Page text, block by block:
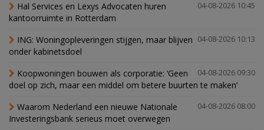
04-08-2026 10:45
Hal Services en Lexys Advocaten huren
kantoorruimte in Rotterdam
04-08-2026 10:13
ING: Woningopleveringen stijgen, maar blijven
onder kabinetsdoel
04-08-2026 09:30
Koopwoningen bouwen als corporatie: ‘Geen
doel op zich, maar een middel om betere buurten te maken’
04-08-2026 08:00
Waarom Nederland een nieuwe Nationale
Investeringsbank serieus moet overwegen